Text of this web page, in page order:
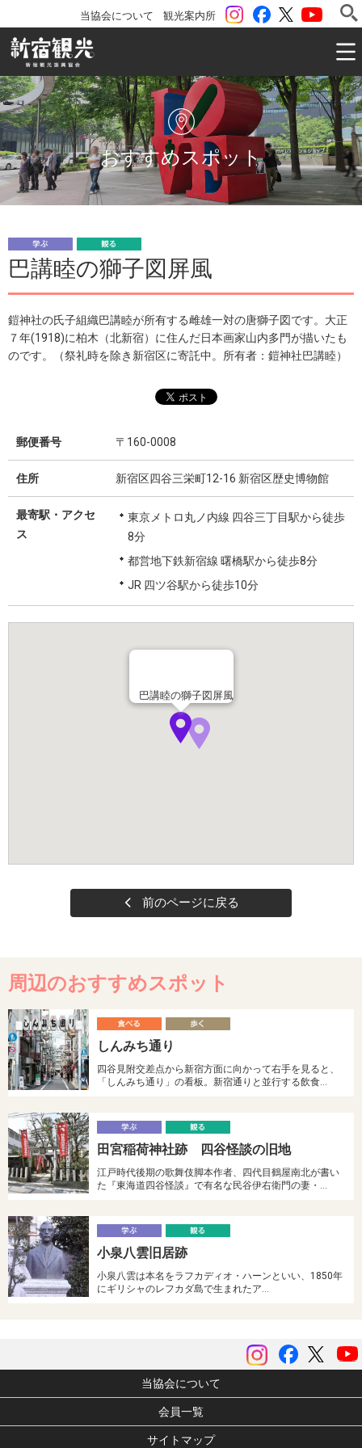
ツイッター
Facebook
instagram
観光案内所
当協会について
一般社団法人 新宿観光振興協会 Shinjuku
おすすめスポット
ぶ
る
巴講睦の獅子図屏風
鎧神社の氏子組織巴講睦が所有する雌雄一対の唐獅子図です。大正
７年(1918)に柏木（北新宿）に住んだ日本画家山内多門が描いたも
のです。（祭礼時を除き新宿区に寄託中。所有者：鎧神社巴講睦）
郵便番号 〒160-0008
住所 新宿区四谷三栄町12-16 新宿区歴史博物館
最寄駅・アクセ
ス
東京メトロ丸ノ内線 四谷三丁目駅から徒歩
8分
都営地下鉄新宿線 曙橋駅から徒歩8分
JR 四ツ谷駅から徒歩10分
巴講睦の獅子図屏風
前のページに戻る
周辺のおすすめスポット
べる
く
しんみち通り
四谷見附交差点から新宿方面に向かって右手を見ると、
「しんみち通り」の看板。新宿通りと並行する飲食…
ぶ
る
田宮稲荷神社跡 四谷怪談の旧地
江戸時代後期の歌舞伎脚本作者、四代目鶴屋南北が書い
た『東海道四谷怪談』で有名な民谷伊右衛門の妻・…
ぶ
る
小泉八雲旧居跡
小泉八雲は本名をラフカディオ・ハーンといい、1850年
にギリシャのレフカダ島で生まれたア…
ツイ
Facebook
instagram
当協会について
会員一覧
サイトマップ